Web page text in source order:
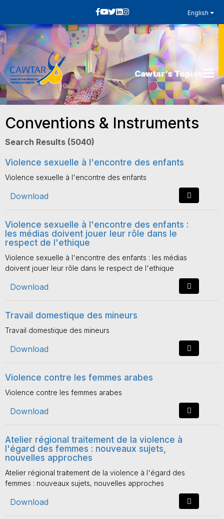
English
Cawtar’s Topics
Conventions & Instruments
Search Results (5040)
Violence sexuelle à l'encontre des enfants
Violence sexuelle à l'encontre des enfants
Download
Violence sexuelle à l'encontre des enfants :
les médias doivent jouer leur rôle dans le
respect de l'ethique
Violence sexuelle à l'encontre des enfants : les médias
doivent jouer leur rôle dans le respect de l'ethique
Download
Travail domestique des mineurs
Travail domestique des mineurs
Download
Violence contre les femmes arabes
Violence contre les femmes arabes
Download
Atelier régional traitement de la violence à
l'égard des femmes : nouveaux sujets,
nouvelles approches
Atelier régional traitement de la violence à l'égard des
femmes : nouveaux sujets, nouvelles approches
Download